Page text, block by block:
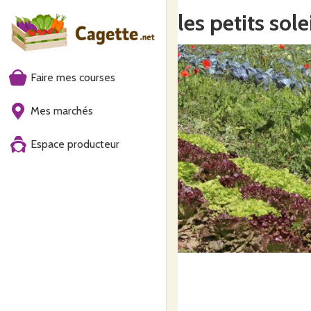
Faire mes courses
Mes marchés
Espace producteur
les petits